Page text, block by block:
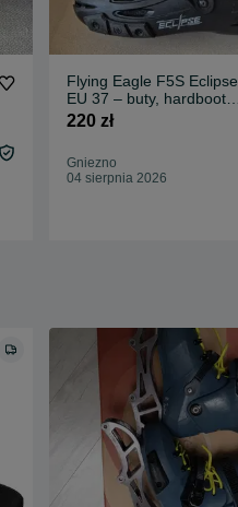
Flying Eagle F5S Eclipse
EU 37 – buty, hardboot
urban/slalom 165 mm
220 zł
Gniezno
04 sierpnia 2026